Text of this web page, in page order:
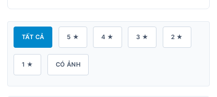
TẤT CẢ 5 ★ 4 ★ 3 ★ 2 ★
1 ★ CÓ ẢNH